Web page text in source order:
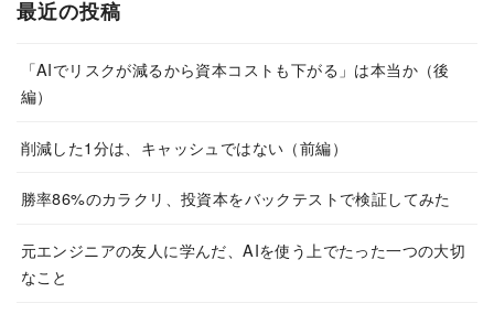
最近の投稿
「AIでリスクが減るから資本コストも下がる」は本当か（後
編）
削減した1分は、キャッシュではない（前編）
勝率86%のカラクリ、投資本をバックテストで検証してみた
元エンジニアの友人に学んだ、AIを使う上でたった一つの大切
なこと